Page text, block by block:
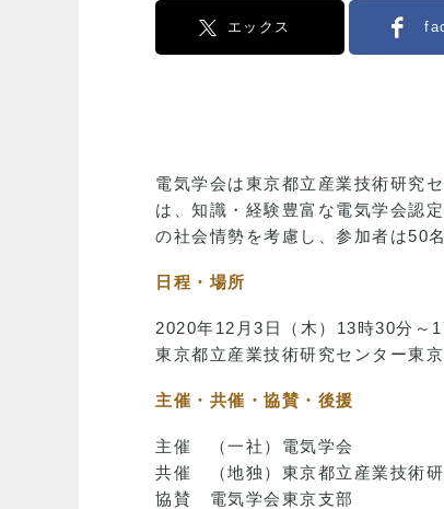
エックス
電気学会は東京都立産業技術研究
は、知識・経験豊富な電気学会認
の社会情勢を考慮し、参加者は50
日程・場所
2020年12月3日（木）13時30分～
東京都立産業技術研究センター東
主催・共催・協賛・後援
主催 （一社）電気学会
共催 （地独）東京都立産業技術研
協賛 電気学会東京支部